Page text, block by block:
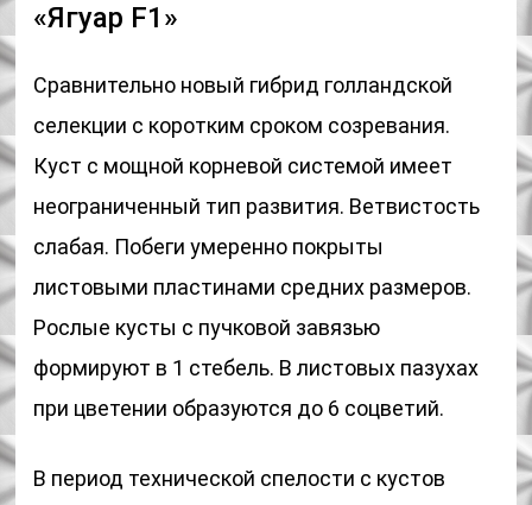
«Ягуар F1»
Сравнительно новый гибрид голландской
селекции с коротким сроком созревания.
Куст с мощной корневой системой имеет
неограниченный тип развития. Ветвистость
слабая. Побеги умеренно покрыты
листовыми пластинами средних размеров.
Рослые кусты с пучковой завязью
формируют в 1 стебель. В листовых пазухах
при цветении образуются до 6 соцветий.
В период технической спелости с кустов